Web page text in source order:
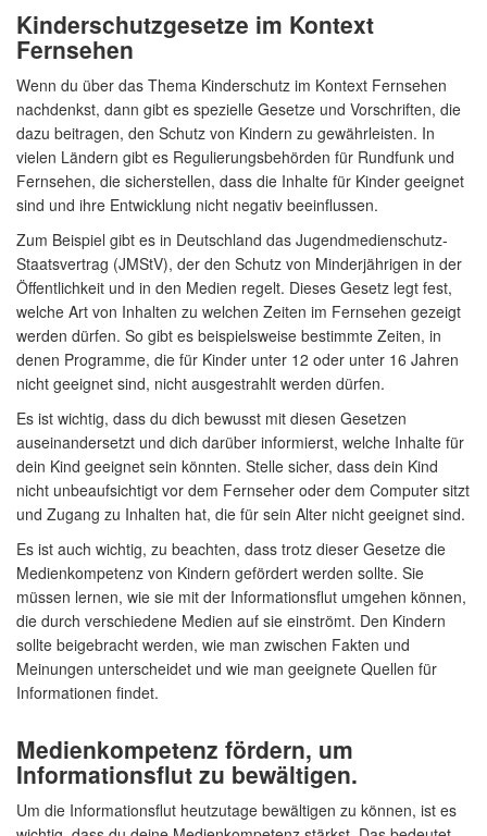
Kinderschutzgesetze im Kontext
Fernsehen
Wenn du über das Thema Kinderschutz im Kontext Fernsehen
nachdenkst, dann gibt es spezielle Gesetze und Vorschriften, die
dazu beitragen, den Schutz von Kindern zu gewährleisten. In
vielen Ländern gibt es Regulierungsbehörden für Rundfunk und
Fernsehen, die sicherstellen, dass die Inhalte für Kinder geeignet
sind und ihre Entwicklung nicht negativ beeinflussen.
Zum Beispiel gibt es in Deutschland das Jugendmedienschutz-
Staatsvertrag (JMStV), der den Schutz von Minderjährigen in der
Öffentlichkeit und in den Medien regelt. Dieses Gesetz legt fest,
welche Art von Inhalten zu welchen Zeiten im Fernsehen gezeigt
werden dürfen. So gibt es beispielsweise bestimmte Zeiten, in
denen Programme, die für Kinder unter 12 oder unter 16 Jahren
nicht geeignet sind, nicht ausgestrahlt werden dürfen.
Es ist wichtig, dass du dich bewusst mit diesen Gesetzen
auseinandersetzt und dich darüber informierst, welche Inhalte für
dein Kind geeignet sein könnten. Stelle sicher, dass dein Kind
nicht unbeaufsichtigt vor dem Fernseher oder dem Computer sitzt
und Zugang zu Inhalten hat, die für sein Alter nicht geeignet sind.
Es ist auch wichtig, zu beachten, dass trotz dieser Gesetze die
Medienkompetenz von Kindern gefördert werden sollte. Sie
müssen lernen, wie sie mit der Informationsflut umgehen können,
die durch verschiedene Medien auf sie einströmt. Den Kindern
sollte beigebracht werden, wie man zwischen Fakten und
Meinungen unterscheidet und wie man geeignete Quellen für
Informationen findet.
Medienkompetenz fördern, um
Informationsflut zu bewältigen.
Um die Informationsflut heutzutage bewältigen zu können, ist es